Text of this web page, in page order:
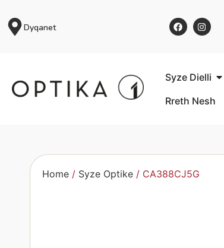
Dyqanet
Syze Dielli
Rreth Nesh
Home / Syze Optike / CA388CJ5G